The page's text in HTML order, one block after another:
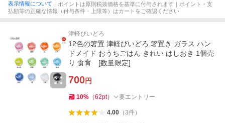
表示情報について ｜ポイントは原則税抜価格を基準に付与されます｜ポイント・支
払額等の正確な情報（付与条件・上限等）はカートをご確認ください
津軽びいどろ
12色の箸置 津軽びいどろ 箸置き ガラス ハン
ドメイド おうちごはん きれい はしおき 1個売
り 食育 [数量限定]
700円
10% （62pt） 要エントリー
4.00（3件）